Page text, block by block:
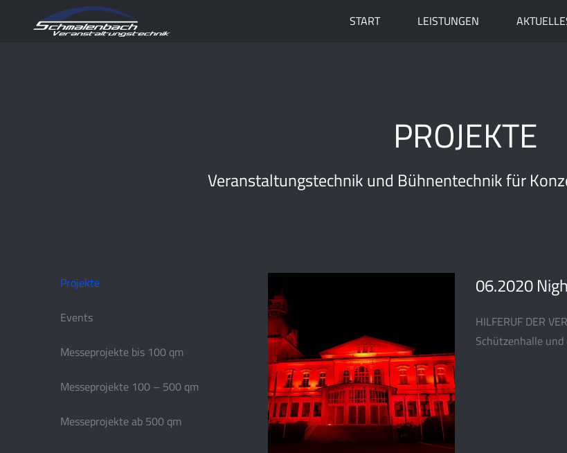
START LEISTUNGEN
PROJEKTE
Veranstaltungstechnik und Bühnentechnik für
Projekte
Events
Messeprojekte bis 100 qm
Messeprojekte 100 – 500 qm
Messeprojekte ab 500 qm
06.2020
HILFERUF DER
Schützenhalle